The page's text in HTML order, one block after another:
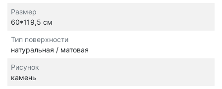
Размер
60*119,5 см
Тип поверхности
натуральная / матовая
Рисунок
камень